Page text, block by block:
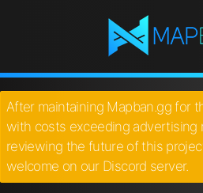
After maintaining Mapban.gg for
with costs exceeding advertising
reviewing the future of this
welcome on our Discord server.